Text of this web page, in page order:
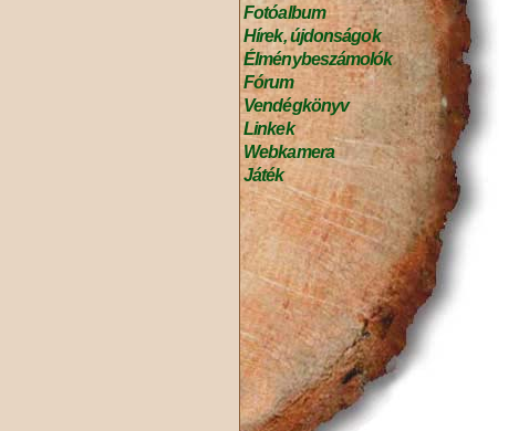
Fotóalbum
Hírek, újdonságok
Élménybeszámolók
Fórum
Vendégkönyv
Linkek
Webkamera
Játék